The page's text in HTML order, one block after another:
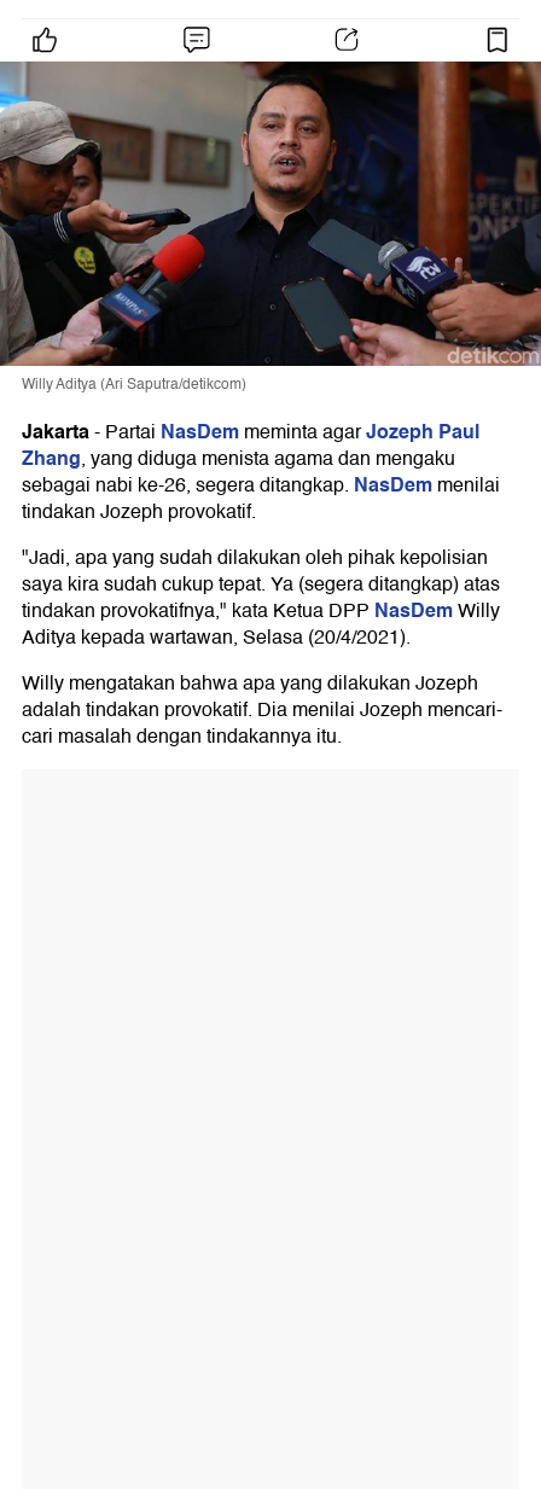
Willy Aditya (Ari Saputra/detikcom)
Jakarta-Partai NasDemmeminta agarJozeph Paul
Zhang, yang diduga menista agama dan mengaku
sebagai nabi ke-26, segera ditangkap. NasDemmenilai
tindakan Jozeph provokatif.
"Jadi, apa yang sudah dilakukan oleh pihak kepolisian
saya kira sudah cukup tepat. Ya (segera ditangkap) atas
tindakan provokatifnya," kata Ketua DPP NasDemWilly
Aditya kepada wartawan, Selasa (20/4/2021).
Willy mengatakan bahwa apa yang dilakukan Jozeph
adalah tindakan provokatif. Dia menilai Jozeph mencari-
cari masalah dengan tindakannya itu.